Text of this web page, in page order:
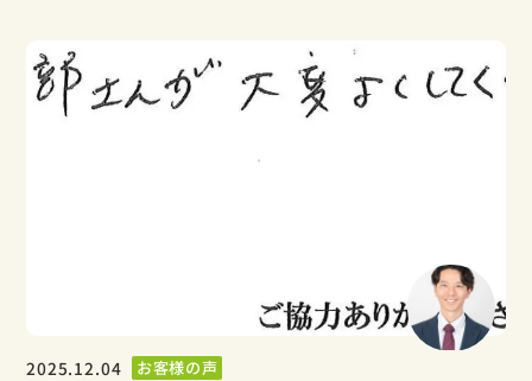
2025.12.04 お客様の声